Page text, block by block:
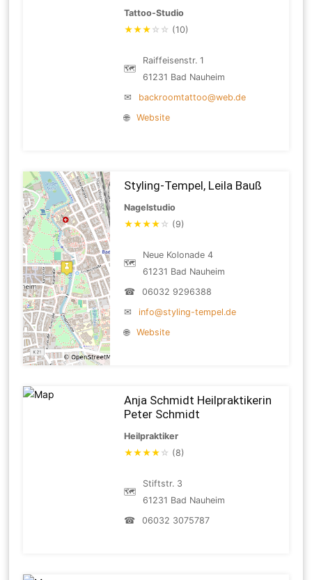
Tattoo-Studio
★★★ ☆ ☆ (10)
🗺
Raiffeisenstr. 1
61231 Bad Nauheim
✉
backroomtattoo@web.de
🌐
Website
Styling-Tempel, Leila Bauß
Nagelstudio
★★★★ ☆ (9)
🗺
Neue Kolonade 4
61231 Bad Nauheim
☎
06032 9296388
✉
info@styling-tempel.de
🌐
Website
Anja Schmidt Heilpraktikerin
Peter Schmidt
Heilpraktiker
★★★★ ☆ (8)
🗺
Stiftstr. 3
61231 Bad Nauheim
☎
06032 3075787